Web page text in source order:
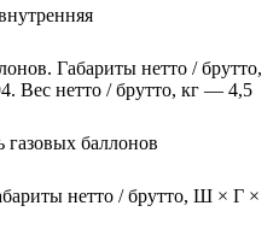
Габариты нетто / брутто,
нетто / брутто, кг — 4,5
нетто / брутто, Ш × Г ×